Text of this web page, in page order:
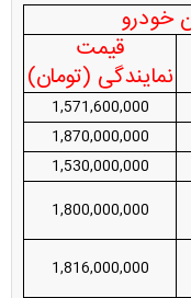
خودرو
قیمت
نمایندگی (تومان)
1,571,600,000
1,870,000,000
1,530,000,000
1,800,000,000
1,816,000,000